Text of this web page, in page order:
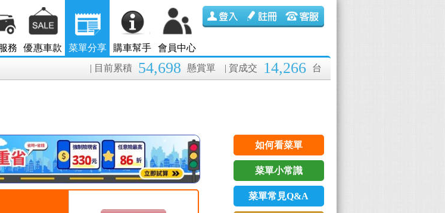
務 優惠車款 菜單分享 購車幫手 會員中心
| 賀成交 14,266 台
| 目前累積 54,698 懸賞單
如何看菜單
菜單小常識
菜單常見Q&A